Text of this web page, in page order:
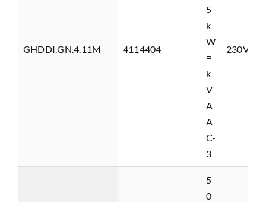
GHDDI.GN.4.11M 4114404
5
k
W
=
k
V
A
A
C-
3
230VAC
5
0